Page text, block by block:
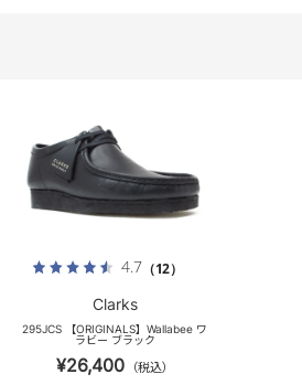
4.7（12）
Clarks
295JCS 【ORIGINALS】Wallabee ワ
ラビー ブラック
¥26,400 （税込）